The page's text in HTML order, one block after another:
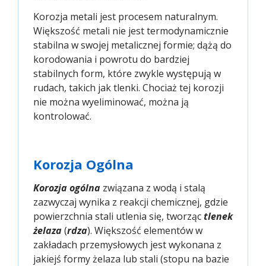
Korozja metali jest procesem naturalnym.
Większość metali nie jest termodynamicznie
stabilna w swojej metalicznej formie; dążą do
korodowania i powrotu do bardziej
stabilnych form, które zwykle występują w
rudach, takich jak tlenki. Chociaż tej korozji
nie można wyeliminować, można ją
kontrolować.
Korozja Ogólna
Korozja ogólna związana z wodą i stalą
zazwyczaj wynika z reakcji chemicznej, gdzie
powierzchnia stali utlenia się, tworząctlenek
żelaza(rdza). Większość elementów w
zakładach przemysłowych jest wykonana z
jakiejś formy żelaza lub stali (stopu na bazie